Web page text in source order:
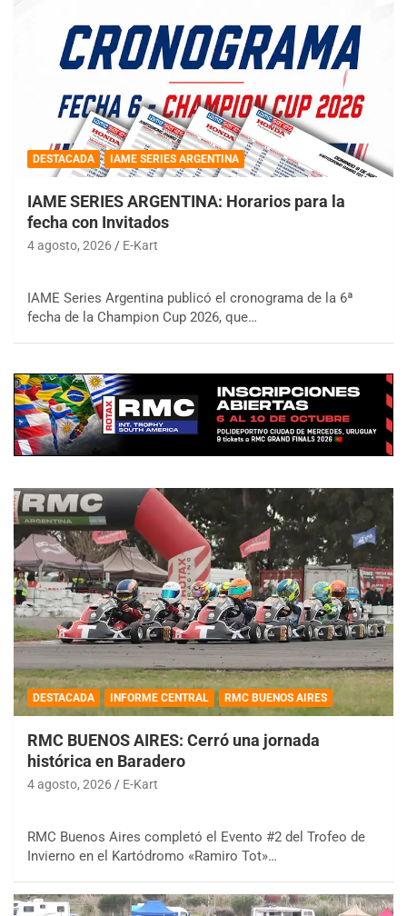
DESTACADA IAME SERIES ARGENTINA
IAME SERIES ARGENTINA: Horarios para la
fecha con Invitados
4 agosto, 2026 E-Kart
IAME Series Argentina publicó el cronograma de la 6ª
fecha de la Champion Cup 2026, que…
DESTACADA INFORME CENTRAL RMC BUENOS AIRES
RMC BUENOS AIRES: Cerró una jornada
histórica en Baradero
4 agosto, 2026 E-Kart
RMC Buenos Aires completó el Evento #2 del Trofeo de
Invierno en el Kartódromo «Ramiro Tot»…